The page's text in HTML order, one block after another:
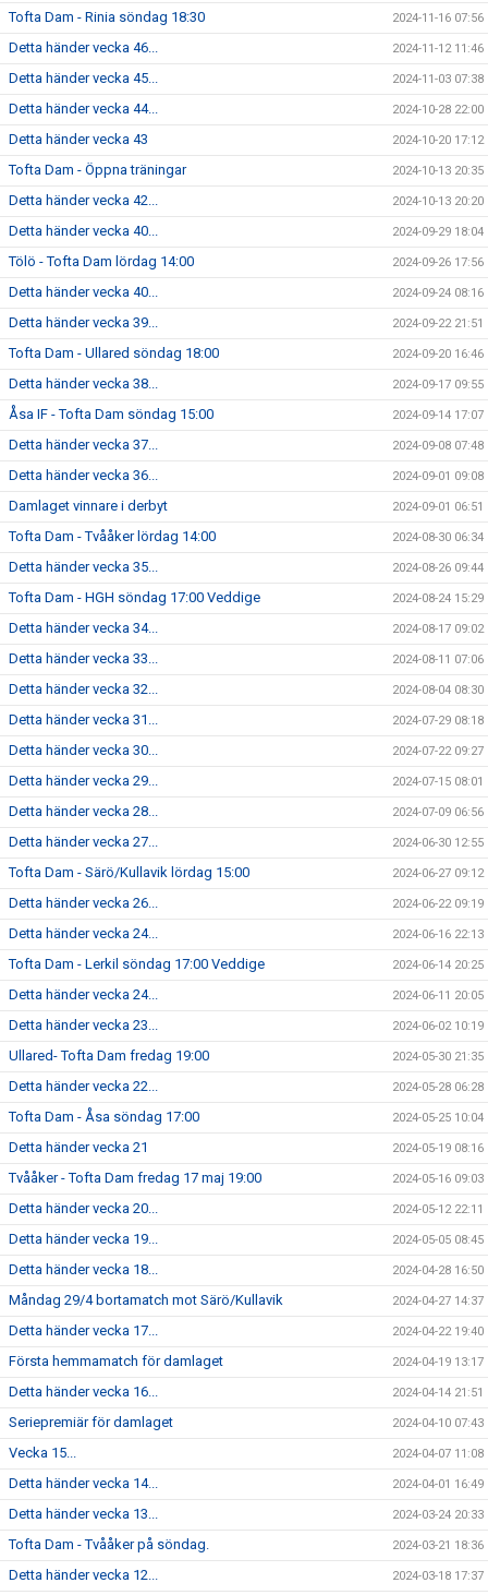
Tofta Dam - Rinia söndag 18:30 2024-11-16 07:56
Detta händer vecka 46... 2024-11-12 11:46
Detta händer vecka 45... 2024-11-03 07:38
Detta händer vecka 44... 2024-10-28 22:00
Detta händer vecka 43 2024-10-20 17:12
Tofta Dam - Öppna träningar 2024-10-13 20:35
Detta händer vecka 42... 2024-10-13 20:20
Detta händer vecka 40... 2024-09-29 18:04
Tölö - Tofta Dam lördag 14:00 2024-09-26 17:56
Detta händer vecka 40... 2024-09-24 08:16
Detta händer vecka 39... 2024-09-22 21:51
Tofta Dam - Ullared söndag 18:00 2024-09-20 16:46
Detta händer vecka 38... 2024-09-17 09:55
Åsa IF - Tofta Dam söndag 15:00 2024-09-14 17:07
Detta händer vecka 37... 2024-09-08 07:48
Detta händer vecka 36... 2024-09-01 09:08
Damlaget vinnare i derbyt 2024-09-01 06:51
Tofta Dam - Tvååker lördag 14:00 2024-08-30 06:34
Detta händer vecka 35... 2024-08-26 09:44
Tofta Dam - HGH söndag 17:00 Veddige 2024-08-24 15:29
Detta händer vecka 34... 2024-08-17 09:02
Detta händer vecka 33... 2024-08-11 07:06
Detta händer vecka 32... 2024-08-04 08:30
Detta händer vecka 31... 2024-07-29 08:18
Detta händer vecka 30... 2024-07-22 09:27
Detta händer vecka 29... 2024-07-15 08:01
Detta händer vecka 28... 2024-07-09 06:56
Detta händer vecka 27... 2024-06-30 12:55
Tofta Dam - Särö/Kullavik lördag 15:00 2024-06-27 09:12
Detta händer vecka 26... 2024-06-22 09:19
Detta händer vecka 24... 2024-06-16 22:13
Tofta Dam - Lerkil söndag 17:00 Veddige 2024-06-14 20:25
Detta händer vecka 24... 2024-06-11 20:05
Detta händer vecka 23... 2024-06-02 10:19
Ullared- Tofta Dam fredag 19:00 2024-05-30 21:35
Detta händer vecka 22... 2024-05-28 06:28
Tofta Dam - Åsa söndag 17:00 2024-05-25 10:04
Detta händer vecka 21 2024-05-19 08:16
Tvååker - Tofta Dam fredag 17 maj 19:00 2024-05-16 09:03
Detta händer vecka 20... 2024-05-12 22:11
Detta händer vecka 19... 2024-05-05 08:45
Detta händer vecka 18... 2024-04-28 16:50
Måndag 29/4 bortamatch mot Särö/Kullavik 2024-04-27 14:37
Detta händer vecka 17... 2024-04-22 19:40
Första hemmamatch för damlaget 2024-04-19 13:17
Detta händer vecka 16... 2024-04-14 21:51
Seriepremiär för damlaget 2024-04-10 07:43
Vecka 15... 2024-04-07 11:08
Detta händer vecka 14... 2024-04-01 16:49
Detta händer vecka 13... 2024-03-24 20:33
Tofta Dam - Tvååker på söndag. 2024-03-21 18:36
Detta händer vecka 12... 2024-03-18 17:37